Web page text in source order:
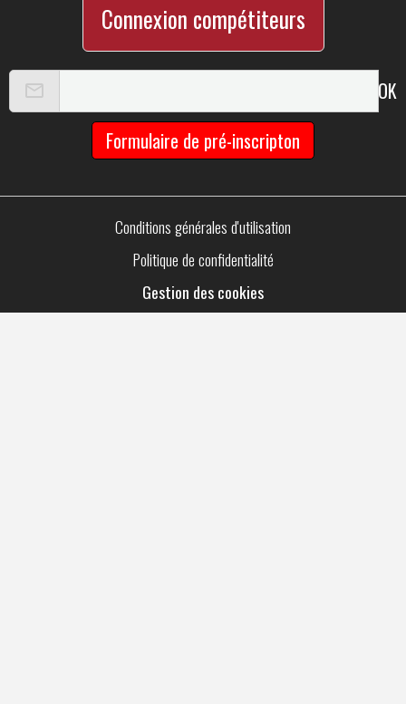
Connexion compétiteurs
OK
Formulaire de pré-inscripton
Conditions générales d'utilisation
Politique de confidentialité
Gestion des cookies